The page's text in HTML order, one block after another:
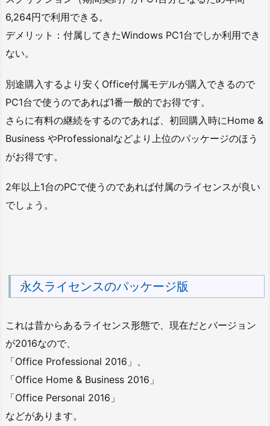
6,264円で利用できる。
デメリット：付属してきたWindows PC1台でしか利用でき
ない。
別途購入するより安くOffice付属モデルが購入できるので
PC1台で使うのであれば1番一般的でお得です。
さらに有料の継続をするのであれば、初回購入時にHome &
Business やProfessionalなどより上位のパッケージのほう
がお得です。
2年以上1台のPCで使うのであれば付属のライセンスが良い
でしょう。
永久ライセンスのパッケージ版
これは昔からあるライセンス形態で、現在だとバージョン
が2016なので、
「Office Professional 2016」、
「Office Home & Business 2016」
「Office Personal 2016」
などがあります。